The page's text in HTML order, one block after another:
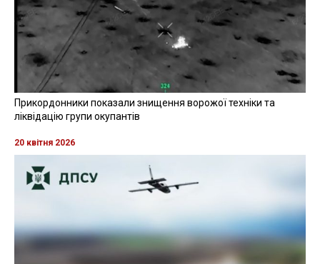
Прикордонники показали знищення ворожої техніки та
ліквідацію групи окупантів
20 квітня 2026